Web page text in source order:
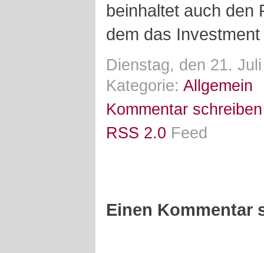
beinhaltet auch den
dem das
Dienstag, den 21.
Kategorie: Allgemein
Kommentar schreiben
RSS 2.0 Feed
Einen Kommentar